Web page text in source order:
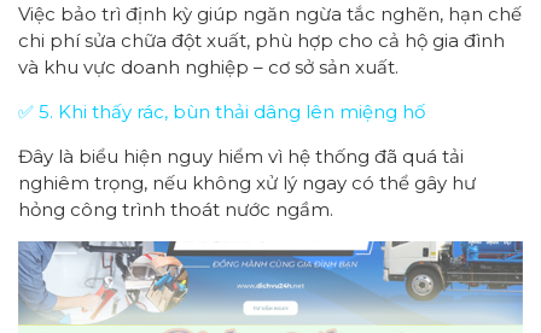
Việc bảo trì định kỳ giúp ngăn ngừa tắc nghẽn, hạn chế
chi phí sửa chữa đột xuất, phù hợp cho cả hộ gia đình
và khu vực doanh nghiệp – cơ sở sản xuất.
✅ 5. Khi thấy rác, bùn thải dâng lên miệng hố
Đây là biểu hiện nguy hiểm vì hệ thống đã quá tải
nghiêm trọng, nếu không xử lý ngay có thể gây hư
hỏng công trình thoát nước ngầm.